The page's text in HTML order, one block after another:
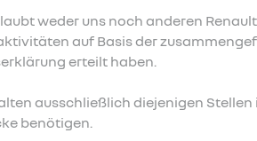
weder uns noch anderen
auf Basis der
erteilt haben.
ausschließlich diejenigen
benötigen.